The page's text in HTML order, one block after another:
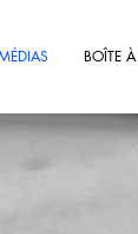
BOÎTE